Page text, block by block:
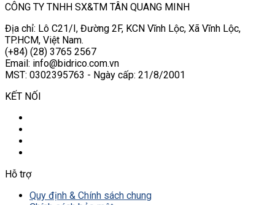
CÔNG TY TNHH SX&TM TÂN QUANG MINH
Địa chỉ: Lô C21/I, Đường 2F, KCN Vĩnh Lộc, Xã Vĩnh Lộc,
TP.HCM, Việt Nam.
(+84) (28) 3765 2567
Email: info@bidrico.com.vn
MST: 0302395763 - Ngày cấp: 21/8/2001
KẾT NỐI
Hỗ trợ
Quy định & Chính sách chung